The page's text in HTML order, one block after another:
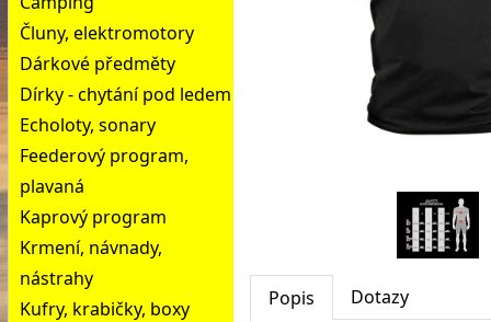
Čluny, elektromotory
Dárkové předměty
Dírky - chytání pod ledem
Echoloty, sonary
Feederový program,
plavaná
Kaprový program
Krmení, návnady,
nástrahy
Kufry, krabičky, boxy
Popis
Dotazy